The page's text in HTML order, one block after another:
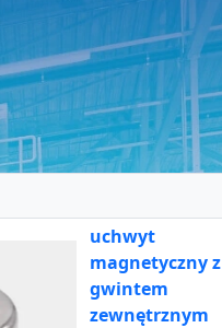
uchwyt
magnetyczny z
gwintem
zewnętrznym